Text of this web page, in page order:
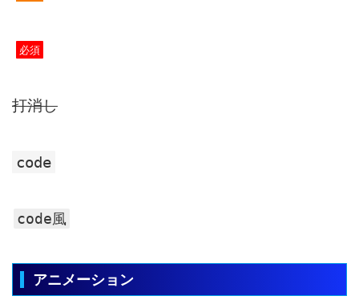
必須
打消し
code
code風
アニメーション